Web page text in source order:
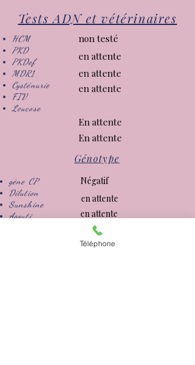
Tests ADN et vétérinaires
HCM
PKD
PKDef
MDR1
Cysténurie
FIV
Leucose
non testé
en attente
en attente
en attente
En attente
En attente
Génotype
gène CP
Dilution
Sunshine
Agouti
Négatif
en attente
en attente
en attente
en attente
Téléphone